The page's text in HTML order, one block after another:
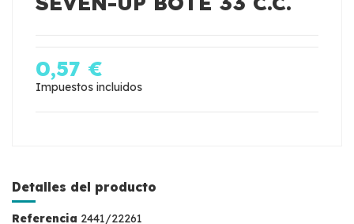
0,57 €
Impuestos incluidos
Detalles del producto
Referencia 2441/22261